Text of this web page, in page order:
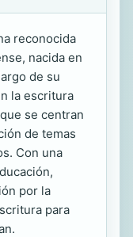
reconocida
nacida en
de su
la escritura
se centran
de temas
Con una
por la
para